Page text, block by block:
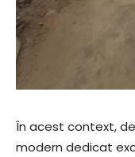
În acest context,
modern dedicat